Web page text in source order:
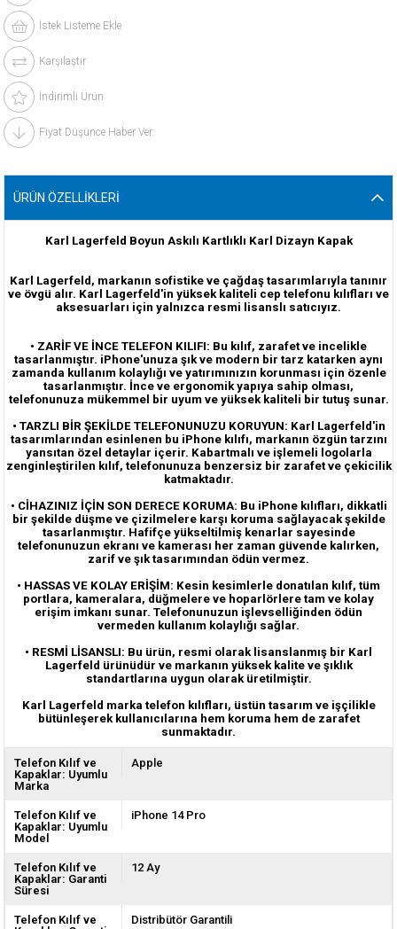
İstek Listeme Ekle
Karşılaştır
İndirimli Ürün
Fiyat Düşünce Haber Ver
ÜRÜN ÖZELLIKLERI
Karl Lagerfeld Boyun Askılı Kartlıklı Karl Dizayn Kapak
Karl Lagerfeld, markanın sofistike ve çağdaş tasarımlarıyla tanınır
ve övgü alır. Karl Lagerfeld 'in yüksek kaliteli cep telefonu kılıfları ve
aksesuarları için yalnızca resmi lisanslı satıcıyız.
• ZARİF VE İNCE TELEFON KILIFI: Bu kılıf, zarafet ve incelikle
tasarlanmıştır. iPhone'unuza şık ve modern bir tarz katarken aynı
zamanda kullanım kolaylığı ve yatırımınızın korunması için özenle
tasarlanmıştır. İnce ve ergonomik yapıya sahip olması,
telefonunuza mükemmel bir uyum ve yüksek kaliteli bir tutuş sunar.
• TARZLI BİR ŞEKİLDE TELEFONUNUZU KORUYUN: Karl Lagerfeld'in
tasarımlarından esinlenen bu iPhone kılıfı, markanın özgün tarzını
yansıtan özel detaylar içerir. Kabartmalı ve işlemeli logolarla
zenginleştirilen kılıf, telefonunuza benzersiz bir zarafet ve çekicilik
katmaktadır.
• CİHAZINIZ İÇİN SON DERECE KORUMA: Bu iPhone kılıfları, dikkatli
bir şekilde düşme ve çizilmelere karşı koruma sağlayacak şekilde
tasarlanmıştır. Hafifçe yükseltilmiş kenarlar sayesinde
telefonunuzun ekranı ve kamerası her zaman güvende kalırken,
zarif ve şık tasarımından ödün vermez.
• HASSAS VE KOLAY ERİŞİM: Kesin kesimlerle donatılan kılıf, tüm
portlara, kameralara, düğmelere ve hoparlörlere tam ve kolay
erişim imkanı sunar. Telefonunuzun işlevselliğinden ödün
vermeden kullanım kolaylığı sağlar.
• RESMİ LİSANSLI: Bu ürün, resmi olarak lisanslanmış bir Karl
Lagerfeld ürünüdür ve markanın yüksek kalite ve şıklık
standartlarına uygun olarak üretilmiştir.
Karl Lagerfeld marka telefon kılıfları, üstün tasarım ve işçilikle
bütünleşerek kullanıcılarına hem koruma hem de zarafet
sunmaktadır.
Telefon Kılıf ve
Kapaklar: Uyumlu
Marka
Apple
Telefon Kılıf ve
Kapaklar: Uyumlu
Model
iPhone 14 Pro
Telefon Kılıf ve
Kapaklar: Garanti
Süresi
12 Ay
Telefon Kılıf ve
Distribütör Garantili